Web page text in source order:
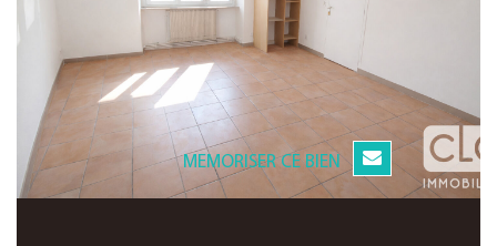
MEMORISER CE BIEN